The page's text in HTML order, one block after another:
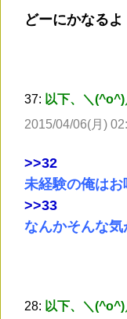
どーにかなるよ
37: 以下、＼
2015/04/06(月)
>>32
未経験の俺は
>>33
なんかそんな
28: 以下、＼